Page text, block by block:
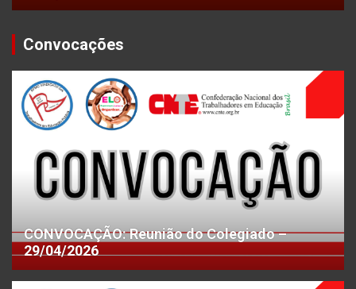
Convocações
CONVOCAÇÃO: Reunião do Colegiado –
29/04/2026